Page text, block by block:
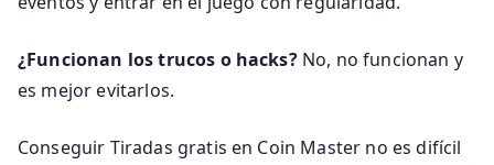
¿Funcionan los trucos o hacks?No, no funcionan y
es mejor evitarlos.
Conseguir Tiradas gratis en Coin Master no es difícil